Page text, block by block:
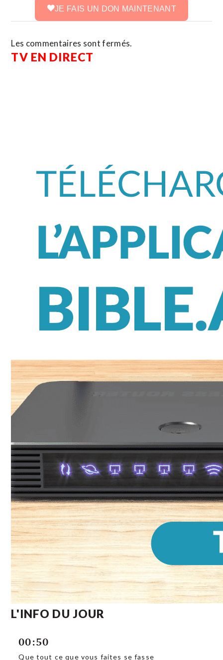
JE FAIS UN DON MAINTENANT
Les commentaires sont fermés.
TV EN DIRECT
L'INFO DU JOUR
00:50
Que tout ce que vous faites se fasse